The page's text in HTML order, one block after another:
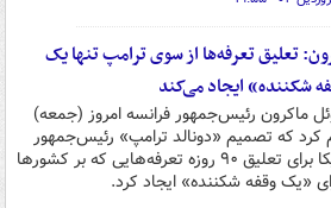
تعلیق تعرفه‌ها از سوی ترامپ تنها یک
شکننده» ایجاد می‌کند
ماکرون رئیس‌جمهور فرانسه امروز (جمعه)
کرد که تصمیم «دونالد ترامپ» رئیس‌جمهور
آمریکا برای تعلیق ۹۰ روزه تعرفه‌هایی که بر کشورها
«یک وقفه شکننده» ایجاد کرد.